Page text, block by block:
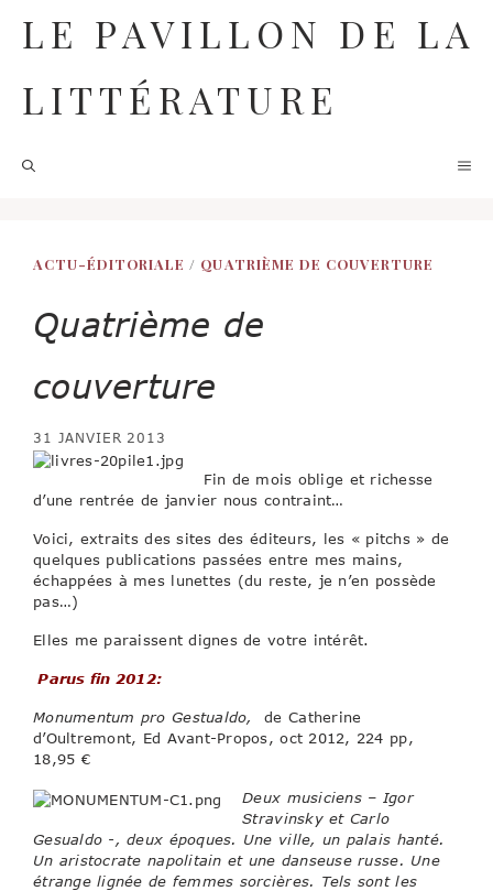
contenu
LE PAVILLON DE LA
LITTÉRATURE
ACTU-ÉDITORIALE / QUATRIÈME DE COUVERTURE
Quatrième de
couverture
31 JANVIER 2013
Fin de mois oblige et richesse
d’une rentrée de janvier nous contraint…
Voici, extraits des sites des éditeurs, les « pitchs » de
quelques publications passées entre mes mains,
échappées à mes lunettes (du reste, je n’en possède
pas…)
Elles me paraissent dignes de votre intérêt.
Parus fin 2012:
Monumentum pro Gestualdo,
de Catherine
d’Oultremont, Ed Avant-Propos, oct 2012, 224 pp,
18,95 €
Deux musiciens – Igor
Stravinsky et Carlo
Gesualdo -, deux époques. Une ville, un palais hanté.
Un aristocrate napolitain et une danseuse russe. Une
étrange lignée de femmes sorcières. Tels sont les